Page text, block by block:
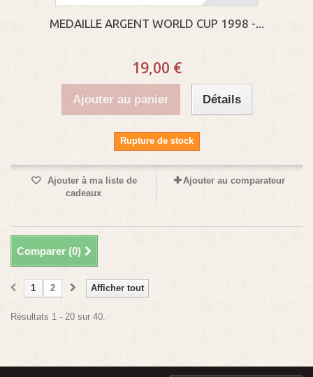
MEDAILLE ARGENT WORLD CUP 1998 -...
19,00 €
Ajouter au panier Détails
Rupture de stock
Ajouter à ma liste de
cadeaux
Ajouter au comparateur
Comparer (0)
Afficher tout
1 2
Résultats 1 - 20 sur 40.